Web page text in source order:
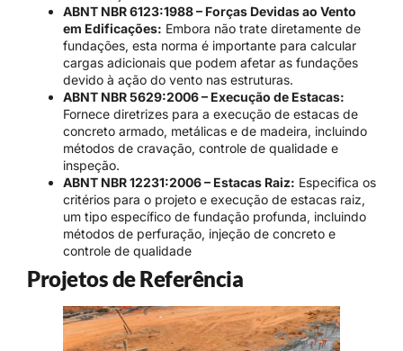
ABNT NBR 6123:1988 – Forças Devidas ao Vento
em Edificações: Embora não trate diretamente de
fundações, esta norma é importante para calcular
cargas adicionais que podem afetar as fundações
devido à ação do vento nas estruturas.
ABNT NBR 5629:2006 – Execução de Estacas:
Fornece diretrizes para a execução de estacas de
concreto armado, metálicas e de madeira, incluindo
métodos de cravação, controle de qualidade e
inspeção.
ABNT NBR 12231:2006 – Estacas Raiz: Especifica os
critérios para o projeto e execução de estacas raiz,
um tipo específico de fundação profunda, incluindo
métodos de perfuração, injeção de concreto e
controle de qualidade
Projetos de Referência